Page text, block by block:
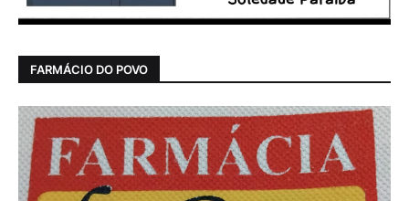
FARMÁCIO DO POVO